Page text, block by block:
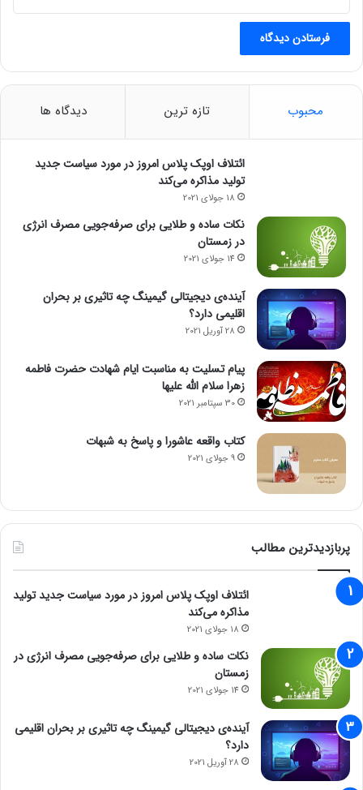
محبوب تازه ترین دیدگاه ها
ائتلاف اوپک پلاس امروز در مورد سیاست جدید
تولید مذاکره می‌کند
18 جولای 2021
نکات ساده و طلایی برای صرفه‌جویی مصرف انرژی
در زمستان
14 جولای 2021
آینده‌ی دیجیتالی گیمینگ چه تاثیری بر بحران
اقلیمی دارد؟
28 آوریل 2021
پیام تسلیت به مناسبت ایام شهادت حضرت فاطمه
زهرا سلام الله علیها
30 سپتامبر 2021
کتاب واقعه عاشورا و پاسخ به شبهات
9 جولای 2021
پربازدیدترین مطالب
ائتلاف اوپک پلاس امروز در مورد سیاست جدید تولید
مذاکره می‌کند
18 جولای 2021
نکات ساده و طلایی برای صرفه‌جویی مصرف انرژی در
زمستان
14 جولای 2021
آینده‌ی دیجیتالی گیمینگ چه تاثیری بر بحران اقلیمی
دارد؟
28 آوریل 2021